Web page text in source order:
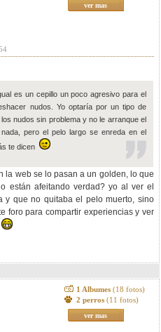
ver mas
es un cepillo un poco agresivo para el
nudos. Yo optaría por un tipo de
nudos sin problema y no le arranque el
pero el pelo largo se enreda en el
te dicen
la web se lo pasan a un golden, lo que
están afeitando verdad? yo al ver el
y que no quitaba el pelo muerto, sino
foro para compartir experiencias y ver
1 Albumes (18 fotos)
2 perros (11 fotos)
ver mas